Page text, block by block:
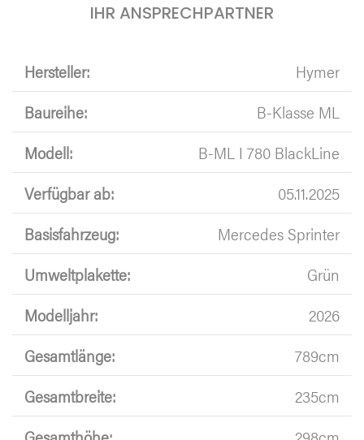
IHR ANSPRECHPARTNER
Hersteller:
Hymer
Baureihe:
B-Klasse ML
Modell:
B-ML I 780 BlackLine
Verfügbar ab:
05.11.2025
Basisfahrzeug:
Mercedes Sprinter
Umweltplakette:
Grün
Modelljahr:
2026
Gesamtlänge:
789cm
Gesamtbreite:
235cm